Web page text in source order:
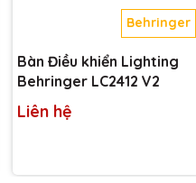
Behringer
Bàn Điều khiển Lighting
Behringer LC2412 V2
Liên hệ